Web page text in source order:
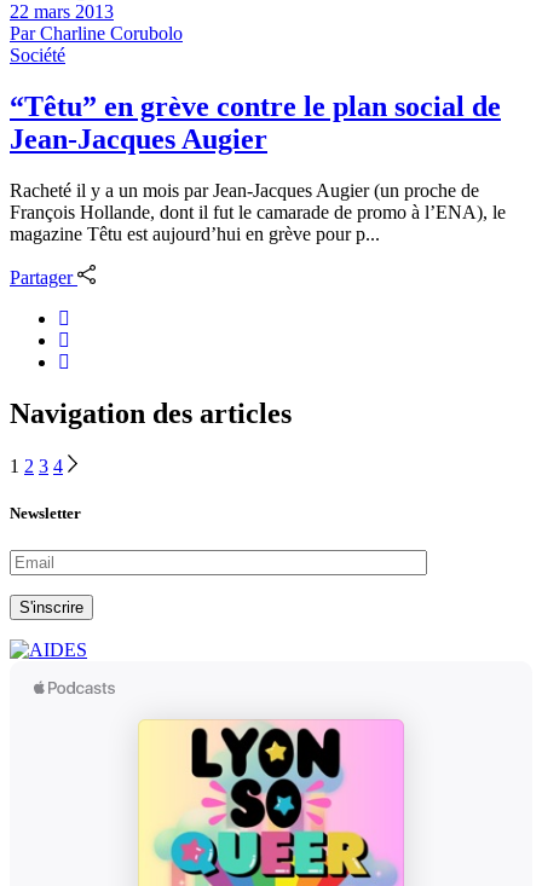
22 mars 2013
ParCharline Corubolo
Société
“Têtu” en grève contre le plan social de
Jean-Jacques Augier
Racheté il y a un mois par Jean-Jacques Augier (un proche de
François Hollande, dont il fut le camarade de promo à l’ENA), le
magazine Têtu est aujourd’hui en grève pour p...
Partager
Navigation des articles
1 2 3 4
Newsletter
S'inscrire